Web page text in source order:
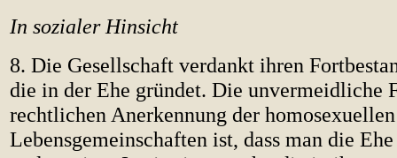
In sozialer Hinsicht
8. Die Gesellschaft verdankt ihren
die in der Ehe gründet. Die unvermeidliche
rechtlichen Anerkennung der homosexuellen
Lebensgemeinschaften ist, dass man die